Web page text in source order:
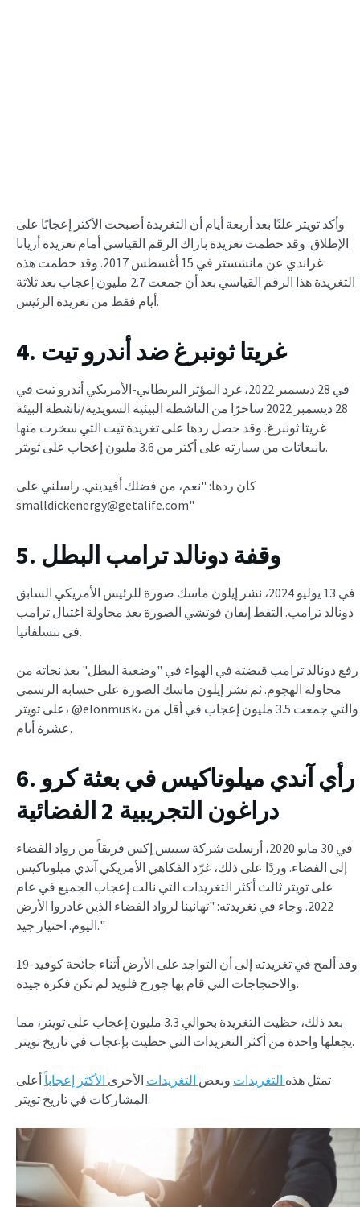
وأكد تويتر علنًا بعد أربعة أيام أن التغريدة أصبحت الأكثر إعجابًا على
الإطلاق. وقد حطمت تغريدة باراك الرقم القياسي أمام تغريدة أريانا
غراندي عن مانشستر في 15 أغسطس 2017. وقد حطمت هذه
التغريدة هذا الرقم القياسي بعد أن جمعت 2.7 مليون إعجاب بعد ثلاثة
أيام فقط من تغريدة الرئيس.
4. غريتا ثونبرغ ضد أندرو تيت
في 28 ديسمبر 2022، غرد المؤثر البريطاني-الأمريكي أندرو تيت في
28 ديسمبر 2022 ساخرًا من الناشطة البيئية السويدية/ناشطة البيئة
غريتا ثونبرغ. وقد حصل ردها على تغريدة تيت التي سخرت منها
بانبعاثات من سيارته على أكثر من 3.6 مليون إعجاب على تويتر.
كان ردها: "نعم، من فضلك أفيديني. راسلني على
smalldickenergy@getalife.com"
5. وقفة دونالد ترامب البطل
في 13 يوليو 2024، نشر إيلون ماسك صورة للرئيس الأمريكي السابق
دونالد ترامب. التقط إيفان فوتشي الصورة بعد محاولة اغتيال ترامب
في بنسلفانيا.
رفع دونالد ترامب قبضته في الهواء في "وضعية البطل" بعد نجاته من
محاولة الهجوم. ثم نشر إيلون ماسك الصورة على حسابه الرسمي
على تويتر، @elonmusk، والتي جمعت 3.5 مليون إعجاب في أقل من
عشرة أيام.
6. رأي آندي ميلوناكيس في بعثة كرو
دراغون التجريبية 2 الفضائية
في 30 مايو 2020، أرسلت شركة سبيس إكس فريقاً من رواد الفضاء
إلى الفضاء. وردًا على ذلك، غرّد الفكاهي الأمريكي آندي ميلوناكيس
على تويتر ثالث أكثر التغريدات التي نالت إعجاب الجميع في عام
2022. وجاء في تغريدته: "تهانينا لرواد الفضاء الذين غادروا الأرض
اليوم. اختيار جيد."
وقد ألمح في تغريدته إلى أن التواجد على الأرض أثناء جائحة كوفيد-19
والاحتجاجات التي قام بها جورج فلويد لم تكن فكرة جيدة.
بعد ذلك، حظيت التغريدة بحوالي 3.3 مليون إعجاب على تويتر، مما
يجعلها واحدة من أكثر التغريدات التي حظيت بإعجاب في تاريخ تويتر.
تمثل هذه التغريدات وبعض التغريدات الأخرى الأكثر إعجاباًأعلى
المشاركات في تاريخ تويتر.